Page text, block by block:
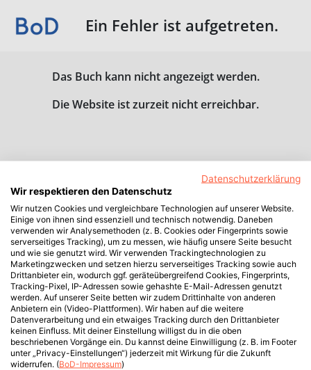
Ein Fehler ist aufgetreten.
Das Buch kann nicht angezeigt werden.
Die Website ist zurzeit nicht erreichbar.
Datenschutzerklärung
Wir respektieren den Datenschutz
Wir nutzen Cookies und vergleichbare Technologien auf unserer Website.
Einige von ihnen sind essenziell und technisch notwendig. Daneben
verwenden wir Analysemethoden (z. B. Cookies oder Fingerprints sowie
serverseitiges Tracking), um zu messen, wie häufig unsere Seite besucht
und wie sie genutzt wird. Wir verwenden Trackingtechnologien zu
Marketingzwecken und setzen hierzu serverseitiges Tracking sowie auch
Drittanbieter ein, wodurch ggf. geräteübergreifend Cookies, Fingerprints,
Tracking-Pixel, IP-Adressen sowie gehashte E-Mail-Adressen genutzt
werden. Auf unserer Seite betten wir zudem Drittinhalte von anderen
Anbietern ein (Video-Plattformen). Wir haben auf die weitere
Datenverarbeitung und ein etwaiges Tracking durch den Drittanbieter
keinen Einfluss. Mit deiner Einstellung willigst du in die oben
beschriebenen Vorgänge ein. Du kannst deine Einwilligung (z. B. im Footer
unter „Privacy-Einstellungen“) jederzeit mit Wirkung für die Zukunft
widerrufen. (BoD-Impressum)